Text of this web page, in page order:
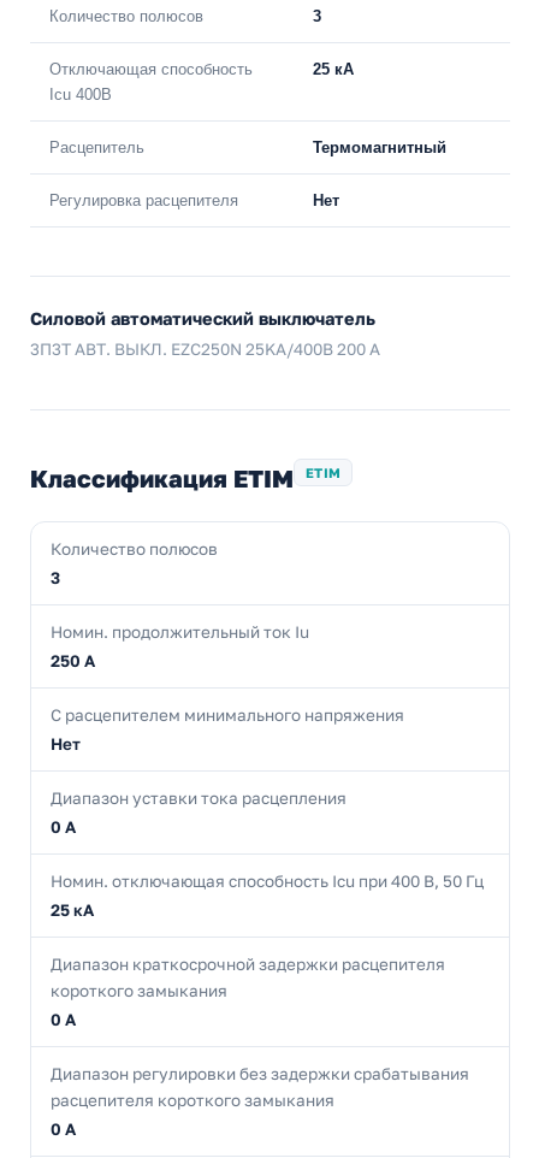
Количество полюсов 3
Отключающая способность
Icu 400В
25 кА
Расцепитель Термомагнитный
Регулировка расцепителя Нет
Силовой автоматический выключатель
3П3Т АВТ. ВЫКЛ. EZC250N 25KA/400В 200 A
Классификация ETIM ETIM
Количество полюсов
3
Номин. продолжительный ток Iu
250 А
С расцепителем минимального напряжения
Нет
Диапазон уставки тока расцепления
0 А
Номин. отключающая способность Icu при 400 В, 50 Гц
25 кА
Диапазон краткосрочной задержки расцепителя
короткого замыкания
0 А
Диапазон регулировки без задержки срабатывания
расцепителя короткого замыкания
0 А